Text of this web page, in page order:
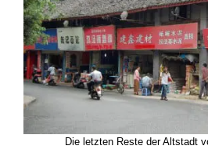
Die letzten Reste der Altstadt